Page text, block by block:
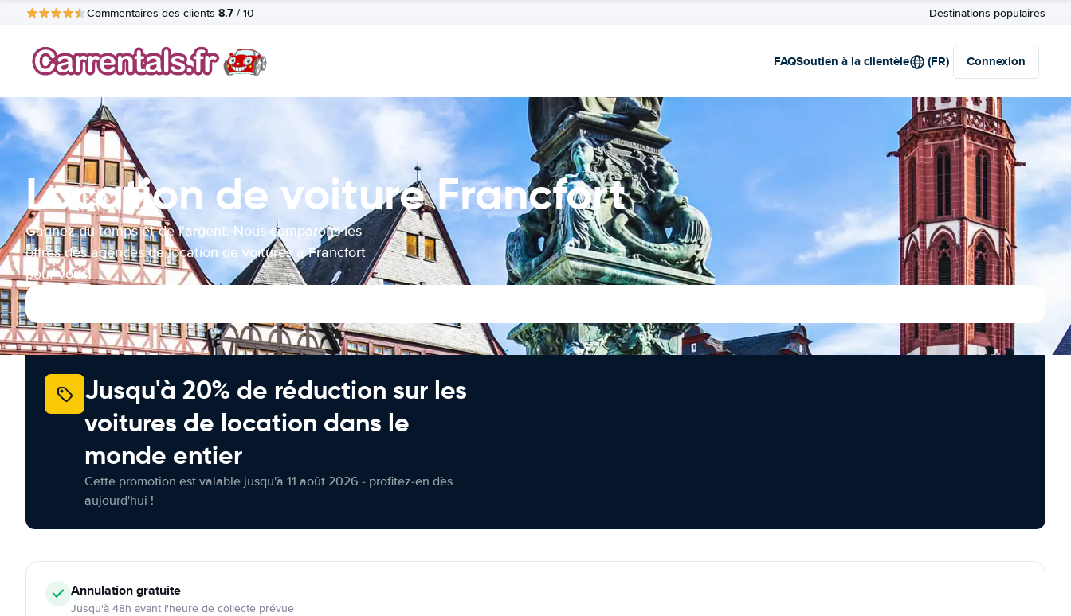
Commentaires des clients 8.7 / 10 Destinations populaires
FAQSoutien à la clientèle (FR) Connexion
Location de voiture Francfort
Gagnez du temps et de l'argent. Nous comparons les
offres des agences de location de voitures à Francfort
pour vous.
Jusqu'à 20% de réduction sur les
voitures de location dans le
monde entier
Cette promotion est valable jusqu'à 11 août 2026 - profitez-en dès
aujourd'hui !
Annulationgratuite
Jusqu'à 48h avant l'heure de collecte prévue